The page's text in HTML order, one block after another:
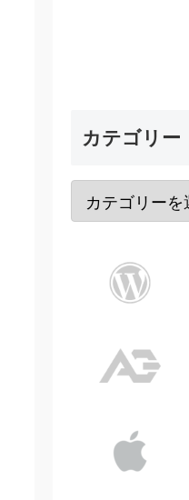
カテゴリー